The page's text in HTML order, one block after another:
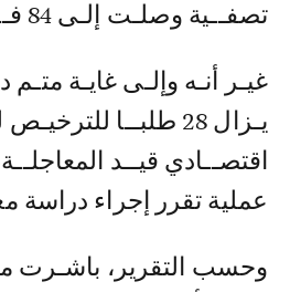
تصفــية وصلـت إلـى 84 فــي المائة.
يـزال 28 طلبــا
اقتصــادي قيــد
عملية تقرر إجراء دراسة
وحسب التقرير، باشـرت